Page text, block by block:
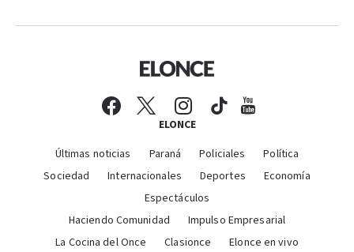
ELONCE
Últimas noticias Paraná Policiales
Política
Sociedad
Internacionales Deportes
Economía
Espectáculos
Haciendo Comunidad
Impulso Empresarial
La Cocina del Once
Clasionce
Elonce en vivo